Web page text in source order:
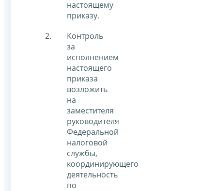
настоящему
приказу.
Контроль
за
исполнением
настоящего
приказа
возложить
на
заместителя
руководителя
Федеральной
налоговой
службы,
координирующего
деятельность
по